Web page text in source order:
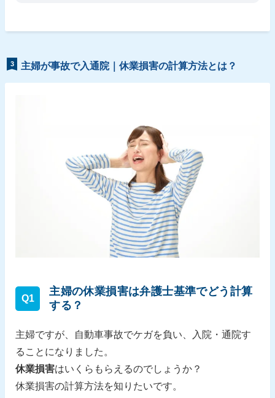
3 主婦が事故で入通院｜休業損害の計算方法とは？
Q1
主婦の休業損害は弁護士基準でどう計算
する？
主婦ですが、自動車事故でケガを負い、入院・通院す
ることになりました。
休業損害はいくらもらえるのでしょうか？
休業損害の計算方法を知りたいです。